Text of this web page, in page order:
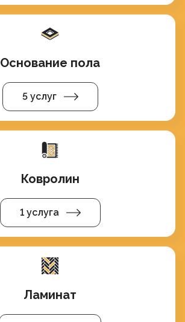
Основание пола
5 услуг
Ковролин
1 услуга
Ламинат